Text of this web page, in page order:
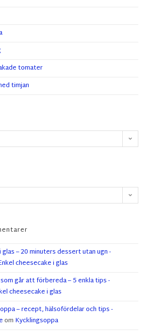
tomater
timjan
– 20 minuters dessert utan ugn -
cheesecake i glas
går att förbereda – 5 enkla tips -
cheesecake i glas
– recept, hälsofördelar och tips -
om Kycklingsoppa